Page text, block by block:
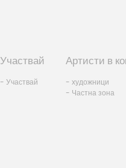
Участвай
- Участвай
Артисти в
- художници
- Частна зона